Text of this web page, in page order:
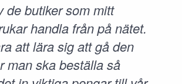
de butiker som mitt
handla från på nätet.
att lära sig att gå den
man ska beställa så